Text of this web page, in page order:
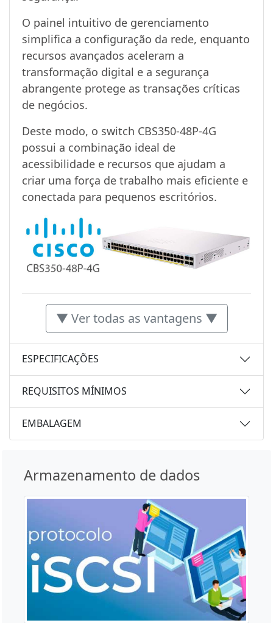
O painel intuitivo de gerenciamento
simplifica a configuração da rede, enquanto
recursos avançados aceleram a
transformação digital e a segurança
abrangente protege as transações críticas
de negócios.
Deste modo, o switch CBS350-48P-4G
possui a combinação ideal de
acessibilidade e recursos que ajudam a
criar uma força de trabalho mais eficiente e
conectada para pequenos escritórios.
▼ Ver todas as vantagens ▼
ESPECIFICAÇÕES
REQUISITOS MÍNIMOS
EMBALAGEM
Armazenamento de dados